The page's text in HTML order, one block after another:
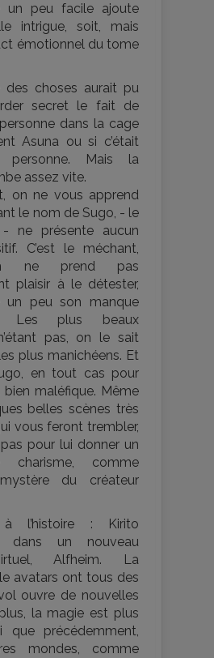
un peu facile ajoute
intrigue, soit, mais
émotionnel du tome
des choses aurait pu
secret le fait de
dans la cage
Asuna ou si c’était
personne. Mais la
assez vite.
on ne vous apprend
le nom de Sugo, - le
ne présente aucun
C’est le méchant,
ne prend pas
plaisir à le détester,
un peu son manque
Les plus beaux
pas, on le sait
plus manichéens. Et
en tout cas pour
bien maléfique. Même
belles scènes très
vous feront trembler,
pour lui donner un
charisme, comme
du créateur
à l’histoire : Kirito
dans un nouveau
Alfheim. La
avatars ont tous des
ouvre de nouvelles
la magie est plus
que précédemment,
mondes, comme